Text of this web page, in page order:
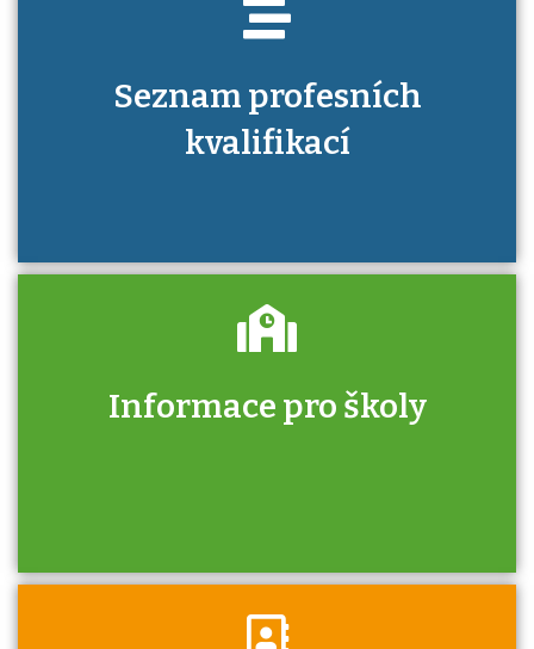
Seznam profesních
kvalifikací
Informace pro školy
Zjistěte, jak se přihlásit ke zkoušce a kde